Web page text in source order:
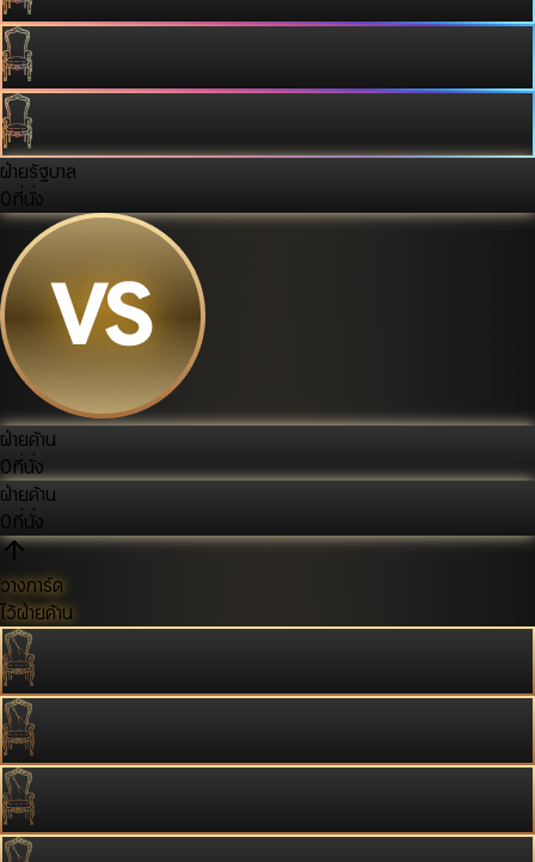
ฝ่ายรัฐบาล
0ที่นั่ง
ฝ่ายค้าน
0ที่นั่ง
ฝ่ายค้าน
0ที่นั่ง
วางการ์ด
ไว้ฝ่ายค้าน